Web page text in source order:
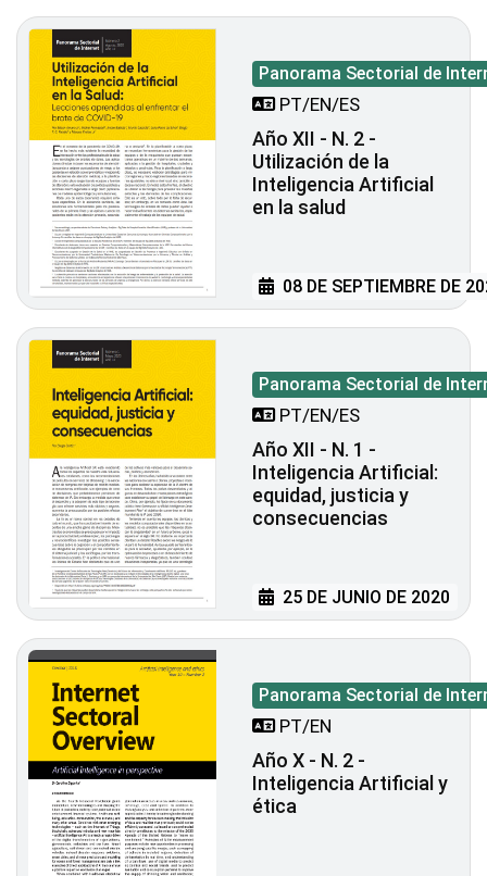
Panorama Sectorial de
PT/EN/ES
Año XII - N. 2 -
Utilización de la
Inteligencia Artificial
en la salud
08 DE SEPTIEMBRE DE
Panorama Sectorial de
PT/EN/ES
Año XII - N. 1 -
Inteligencia Artificial:
equidad, justicia y
consecuencias
25 DE JUNIO DE 2020
Panorama Sectorial de
PT/EN
Año X - N. 2 -
Inteligencia Artificial y
ética